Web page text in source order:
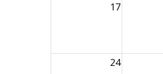
17
24